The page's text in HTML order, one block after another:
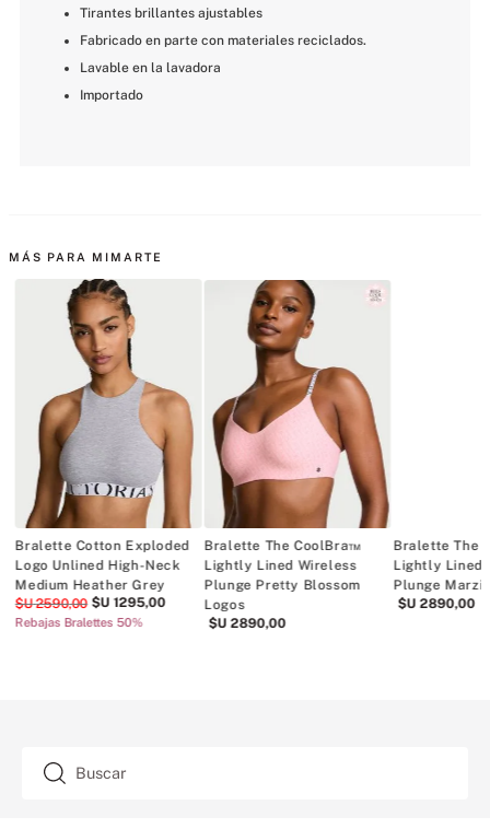
Tirantes brillantes ajustables
Fabricado en parte con materiales reciclados.
Lavable en la lavadora
Importado
MÁS PARA MIMARTE
Bralette Cotton Exploded
Logo Unlined High-Neck
Medium Heather Grey
$U 2590,00 $U 1295,00
Rebajas Bralettes 50%
Bralette The CoolBra™
Lightly Lined Wireless
Plunge Pretty Blossom
Logos
$U 2890,00
Bralette The
Lightly Lined
Plunge
$U 2890,00